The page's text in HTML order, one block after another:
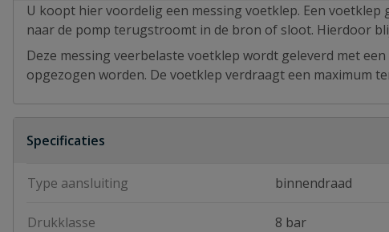
U koopt hier voordelig een messing voetklep. Een
naar de pomp terugstroomt in de bron of sloot. Hierdoor
Deze messing veerbelaste voetklep wordt geleverd met
opgezogen worden. De voetklep verdraagt een maximum
Specificaties
Type aansluiting binnendraad
Drukklasse 8 bar